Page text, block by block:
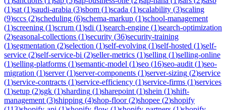
(1)sat (1)saudi-arabia (3)sbom (1)scada (1)scalability (3)scaling
(9)sccs (2)scheduling (6)schema-markup (1)school-management
(1)screening (1)scrum (1)sdi (1)search-engine (1)search-optimization
(2)seasonal-collections (1)security (36)security-training
(1)segmentation (2)selection (1)self-evolving (1)self-hosted (1)self-
service (2)self-service-bi (2)seller-metrics (1)selling (1)selling-online
(1)selling-platforms (1)semantic-model (1)seo (16)seo-audit (1)seo-
migration (1)server(1)server-components (1)server-sizing (2)service
(1)service-contracts (1)service-efficiency (1)service-firms (1)services
(1)setup (2)sgk (1)sharding (1)sharepoint (1)shein (1)shift-
management (3)shipping (4)shop-floor(2)shopee (2)shopify